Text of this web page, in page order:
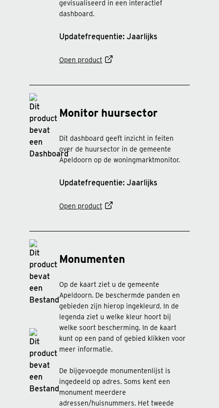
gevisualiseerd in een interactief
dashboard.
Updatefrequentie: Jaarlijks
Open product
Monitor huursector
Dit dashboard geeft inzicht in feiten
over de huursector in de gemeente
Apeldoorn op de woningmarktmonitor.
Updatefrequentie: Jaarlijks
Open product
Monumenten
Op de kaart ziet u de gemeente
Apeldoorn. De beschermde panden en
gebieden zijn hierop ingekleurd. In de
legenda ziet u welke kleur hoort bij
welke soort bescherming. In de kaart
kunt op een pand of gebied klikken voor
meer informatie.
De bijgevoegde monumentenlijst is
ingedeeld op adres. Soms kent een
monument meerdere
adressen/huisnummers. Het tweede